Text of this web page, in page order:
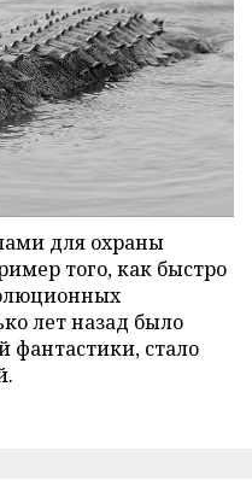
для охраны
того, как быстро
лет назад было
фантастики, стало